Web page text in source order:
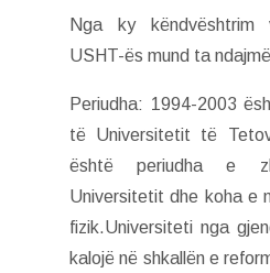
Nga ky këndvështrim
USHT-ës mund ta
Periudha: 1994-2003
të Universitetit të
është periudha e
Universitetit dhe koha e
fizik.Universiteti nga
kalojë në shkallën e